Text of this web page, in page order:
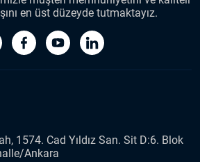
en üst düzeyde tutmaktayız.
1574. Cad Yıldız San. Sit D:6. Blok
Ankara